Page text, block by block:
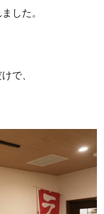
した。
で、